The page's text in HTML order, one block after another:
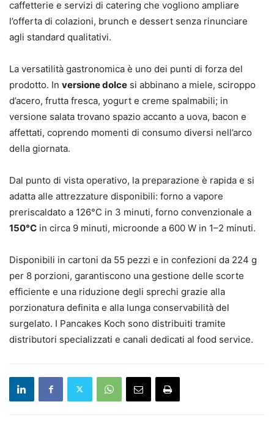
caffetterie e servizi di catering che vogliono ampliare
l’offerta di colazioni, brunch e dessert senza rinunciare
agli standard qualitativi.
La versatilità gastronomica è uno dei punti di forza del
prodotto. In versione dolce si abbinano a miele, sciroppo
d’acero, frutta fresca, yogurt e creme spalmabili; in
versione salata trovano spazio accanto a uova, bacon e
affettati, coprendo momenti di consumo diversi nell’arco
della giornata.
Dal punto di vista operativo, la preparazione è rapida e si
adatta alle attrezzature disponibili: forno a vapore
preriscaldato a 126°C in 3 minuti, forno convenzionale a
150°C in circa 9 minuti, microonde a 600 W in 1–2 minuti.
Disponibili in cartoni da 55 pezzi e in confezioni da 224 g
per 8 porzioni, garantiscono una gestione delle scorte
efficiente e una riduzione degli sprechi grazie alla
porzionatura definita e alla lunga conservabilità del
surgelato. I Pancakes Koch sono distribuiti tramite
distributori specializzati e canali dedicati al food service.